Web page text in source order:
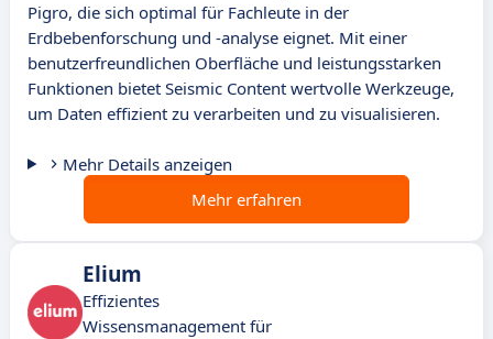
Pigro, die sich optimal für Fachleute in der
Erdbebenforschung und -analyse eignet. Mit einer
benutzerfreundlichen Oberfläche und leistungsstarken
Funktionen bietet Seismic Content wertvolle Werkzeuge,
um Daten effizient zu verarbeiten und zu visualisieren.
Mehr Details anzeigen
Mehr erfahren
Elium
Effizientes
Wissensmanagement für